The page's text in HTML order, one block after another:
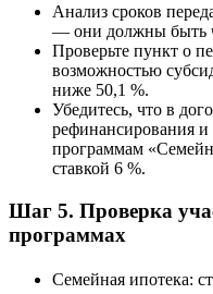
Анализ сроков
— они должны быть
Проверьте пункт о
возможностью
ниже 50,1 %.
Убедитесь, что в
рефинансирования
программам
ставкой 6 %.
Шаг 5. Проверка
программах
Семейная ипотека: